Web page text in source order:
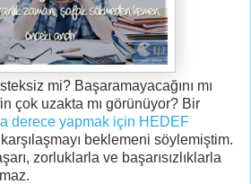
mi? Başaramayacağını mı
çok uzakta mı görünüyor? Bir
derece yapmak için HEDEF
beklemeni söylemiştim.
zorluklarla ve başarısızlıklarla